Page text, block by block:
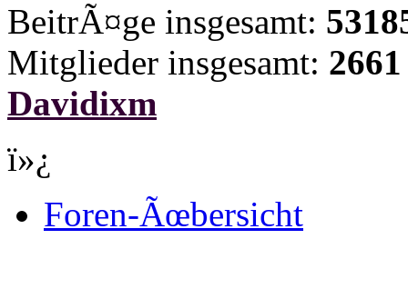
BeitrÃ¤ge insgesamt:
Mitglieder insgesamt: 2661
Davidixm
ï»¿
Foren-Ãœbersicht